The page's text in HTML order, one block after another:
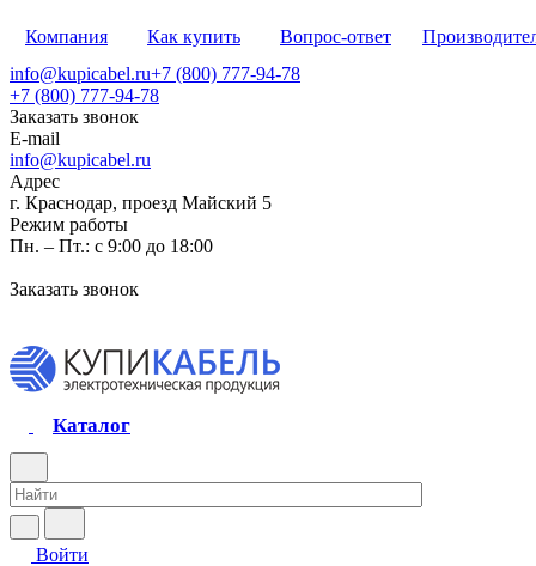
Компания Как купить Вопрос-ответ
info@kupicabel.ru+7 (800) 777-94-78
+7 (800) 777-94-78
Заказать звонок
E-mail
info@kupicabel.ru
Адрес
г. Краснодар, проезд Майский 5
Режим работы
Пн. – Пт.: с 9:00 до 18:00
Заказать звонок
Каталог
Войти